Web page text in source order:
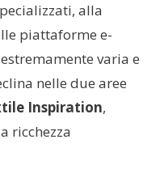
alla
piattaforme e-
varia e
nelle due aree
Inspiration,
ricchezza